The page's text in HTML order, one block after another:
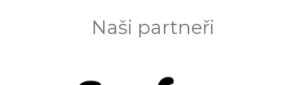
Naši partneři